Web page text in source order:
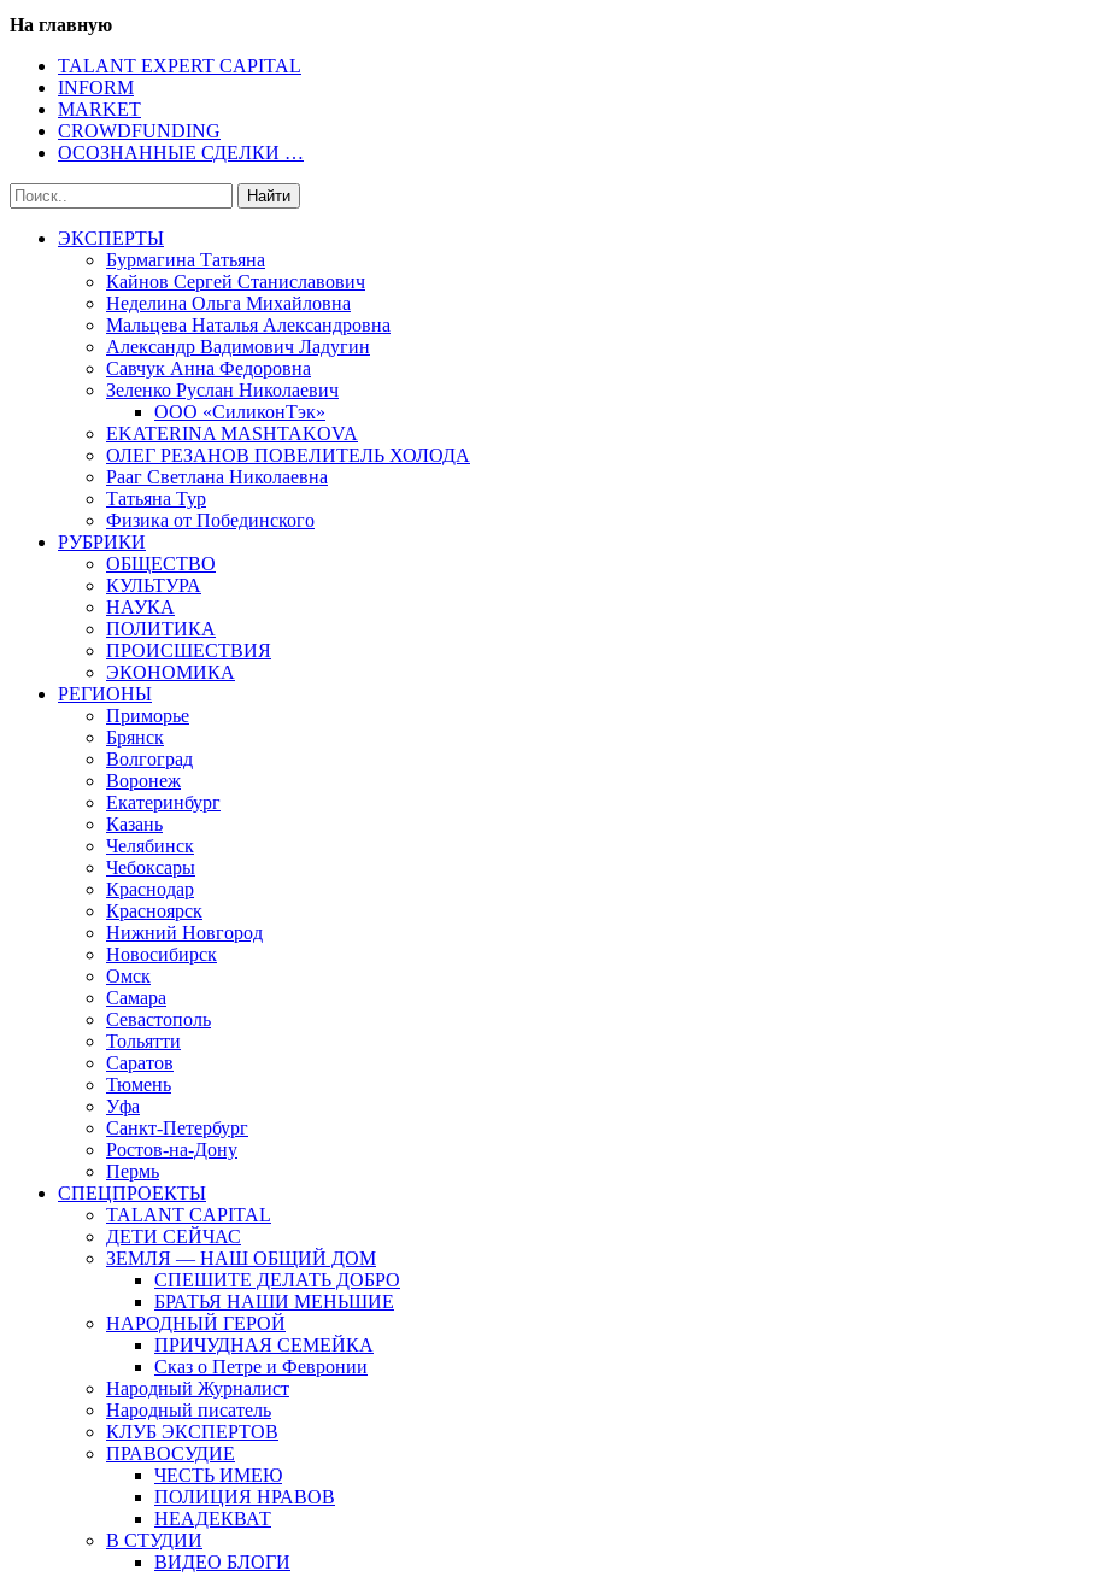
На главную
TALANT EXPERT CAPITAL
INFORM
MARKET
CROWDFUNDING
ОСОЗНАННЫЕ СДЕЛКИ …
ЭКСПЕРТЫ
Бурмагина Татьяна
Кайнов Сергей Станиславович
Неделина Ольга Михайловна
Мальцева Наталья Александровна
Александр Вадимович Ладугин
Савчук Анна Федоровна
Зеленко Руслан Николаевич
ООО «СиликонТэк»
EKATERINA MASHTAKOVA
ОЛЕГ РЕЗАНОВ ПОВЕЛИТЕЛЬ ХОЛОДА
Рааг Светлана Николаевна
Татьяна Тур
Физика от Побединского
РУБРИКИ
ОБЩЕСТВО
КУЛЬТУРА
НАУКА
ПОЛИТИКА
ПРОИСШЕСТВИЯ
ЭКОНОМИКА
РЕГИОНЫ
Приморье
Брянск
Волгоград
Воронеж
Екатеринбург
Казань
Челябинск
Чебоксары
Краснодар
Красноярск
Нижний Новгород
Новосибирск
Омск
Самара
Севастополь
Тольятти
Саратов
Тюмень
Уфа
Санкт-Петербург
Ростов-на-Дону
Пермь
СПЕЦПРОЕКТЫ
TALANT CAPITAL
ДЕТИ СЕЙЧАС
ЗЕМЛЯ — НАШ ОБЩИЙ ДОМ
СПЕШИТЕ ДЕЛАТЬ ДОБРО
БРАТЬЯ НАШИ МЕНЬШИЕ
НАРОДНЫЙ ГЕРОЙ
ПРИЧУДНАЯ СЕМЕЙКА
Сказ о Петре и Февронии
Народный Журналист
Народный писатель
КЛУБ ЭКСПЕРТОВ
ПРАВОСУДИЕ
ЧЕСТЬ ИМЕЮ
ПОЛИЦИЯ НРАВОВ
НЕАДЕКВАТ
В СТУДИИ
ВИДЕО БЛОГИ